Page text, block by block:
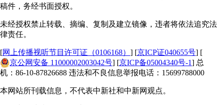
稿件，务经书面授权。
未经授权禁止转载、摘编、复制及建立镜像，违者将依法追究法
律责任。
[网上传播视听节目许可证（0106168） ] [京ICP证040655号] [
京公网安备 11000002003042号] [京ICP备05004340号-1] 总
机：86-10-87826688 违法和不良信息举报电话：15699788000
本网站所刊载信息，不代表中新社和中新网观点。